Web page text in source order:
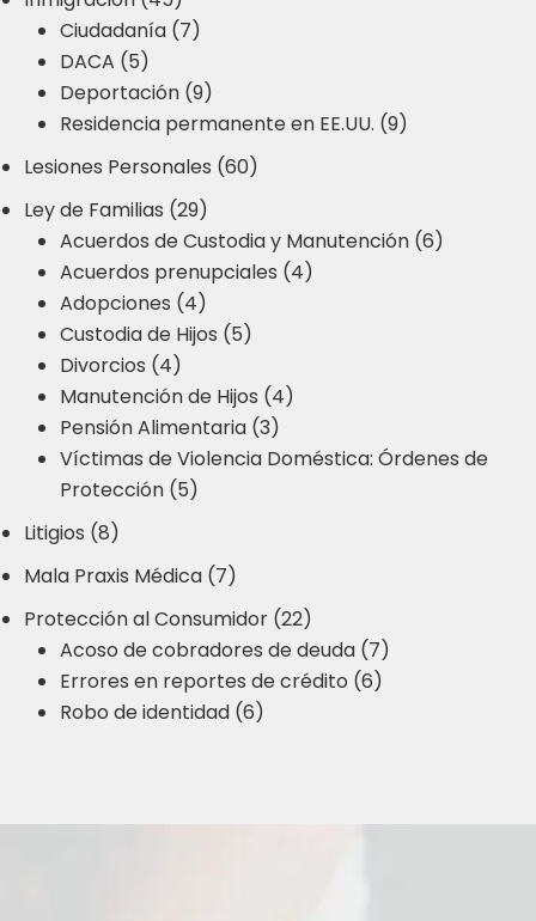
Ciudadanía (7)
DACA (5)
Deportación (9)
Residencia permanente en EE.UU. (9)
Lesiones Personales (60)
Ley de Familias (29)
Acuerdos de Custodia y Manutención (6)
Acuerdos prenupciales (4)
Adopciones (4)
Custodia de Hijos (5)
Divorcios (4)
Manutención de Hijos (4)
Pensión Alimentaria (3)
Víctimas de Violencia Doméstica: Órdenes de
Protección (5)
Litigios (8)
Mala Praxis Médica (7)
Protección al Consumidor (22)
Acoso de cobradores de deuda (7)
Errores en reportes de crédito (6)
Robo de identidad (6)